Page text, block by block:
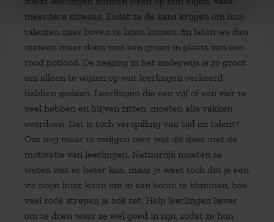
meerdere niveaus. Zodat ze de kans krijgen om hun
talenten naar boven te laten komen. En laten we dan
meteen meer doen met een groen in plaats van een
rood potlood. De neiging in het onderwijs is zo groot
om alleen te wijzen op wat leerlingen verkeerd
hebben gedaan. Leerlingen die een vijf of een vier te
veel hebben en blijven zitten, moeten alle vakken
overdoen. Dat is toch verspilling van tijd en talent?
Om nog maar te zwijgen over wat dit doet met de
motivatie van leerlingen. Natuurlijk moeten ze
weten wat er beter kan, maar je weet toch dat je een
vis nooit kunt leren om in een boom te klimmen, hoe
veel rode strepen je ook zet. Help leerlingen liever
om te doen waar ze wel goed in zijn, zodat ze hun